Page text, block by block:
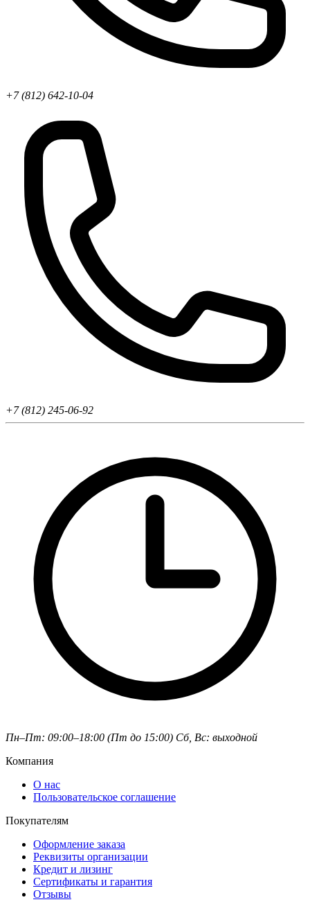
+7 (812) 642-10-04
+7 (812) 245-06-92
Пн–Пт: 09:00–18:00 (Пт до 15:00) Сб, Вс: выходной
Компания
О нас
Пользовательское соглашение
Покупателям
Оформление заказа
Реквизиты организации
Кредит и лизинг
Сертификаты и гарантия
Отзывы